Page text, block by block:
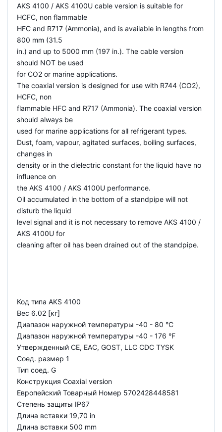
AKS 4100 / AKS 4100U cable version is suitable for
HCFC, non flammable
HFC and R717 (Ammonia), and is available in lengths from
800 mm (31.5
in.) and up to 5000 mm (197 in.). The cable version
should NOT be used
for CO2 or marine applications.
The coaxial version is designed for use with R744 (CO2),
HCFC, non
flammable HFC and R717 (Ammonia). The coaxial version
should always be
used for marine applications for all refrigerant types.
Dust, foam, vapour, agitated surfaces, boiling surfaces,
changes in
density or in the dielectric constant for the liquid have no
influence on
the AKS 4100 / AKS 4100U performance.
Oil accumulated in the bottom of a standpipe will not
disturb the liquid
level signal and it is not necessary to remove AKS 4100 /
AKS 4100U for
cleaning after oil has been drained out of the standpipe.
Код типа AKS 4100
Вес 6.02 [кг]
Диапазон наружной температуры -40 - 80 °C
Диапазон наружной температуры -40 - 176 °F
Утвержденный CE, EAC, GOST, LLC CDC TYSK
Соед. размер 1
Тип соед. G
Конструкция Coaxial version
Европейский Товарный Номер 5702428448581
Степень защиты IP67
Длина вставки 19,70 in
Длина вставки 500 mm